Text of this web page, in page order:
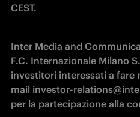
CEST.
Inter Media and
F.C. Internazionale Milano
investitori interessati a fare
mail investor-
per la partecipazione alla